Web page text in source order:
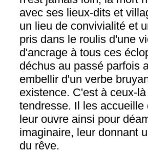
avec ses lieux-dits et
un lieu de convivialité et
pris dans le roulis d'une
d'ancrage à tous ces
déchus au passé parfois
embellir d'un verbe
existence. C'est à ceux-
tendresse. Il les
leur ouvre ainsi pour
imaginaire, leur donnant
du rêve.